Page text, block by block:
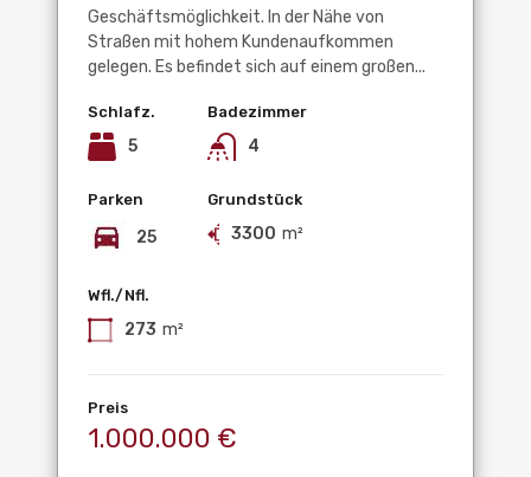
Geschäftsmöglichkeit. In der Nähe von
Straßen mit hohem Kundenaufkommen
gelegen. Es befindet sich auf einem großen...
Schlafz.
5
Badezimmer
4
Parken
25
Grundstück
3300 m²
Wfl./Nfl.
273 m²
Preis
1.000.000 €